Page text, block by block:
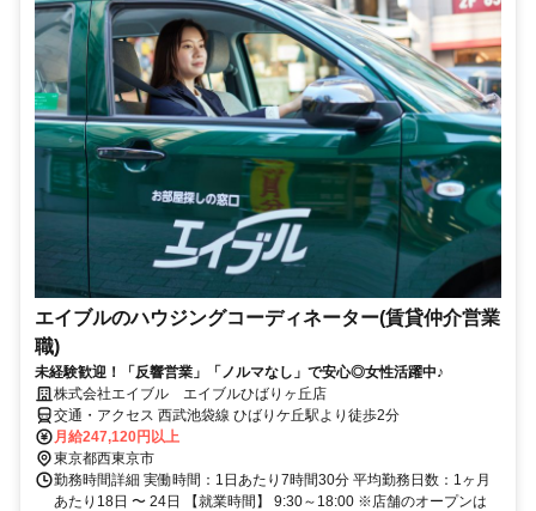
エイブルのハウジングコーディネーター(賃貸仲介営業
職)
未経験歓迎！「反響営業」「ノルマなし」で安心◎女性活躍中♪
株式会社エイブル エイブルひばりヶ丘店
交通・アクセス 西武池袋線 ひばりケ丘駅より徒歩2分
月給247,120円以上
東京都西東京市
勤務時間詳細 実働時間：1日あたり7時間30分 平均勤務日数：1ヶ月
あたり18日 〜 24日 【就業時間】 9:30～18:00 ※店舗のオープンは